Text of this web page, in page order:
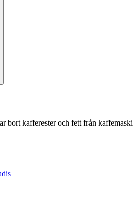
kafferester och fett från